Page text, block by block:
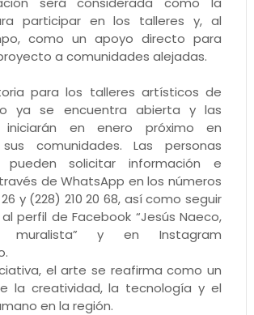
participar en los talleres y, al
como un apoyo directo para
a comunidades alejadas.
para los talleres artísticos de
ya se encuentra abierta y las
iniciarán en enero próximo en
comunidades. Las personas
pueden solicitar información e
de WhatsApp en los números
y (228) 210 20 68, así como seguir
perfil de Facebook “Jesús Naeco,
y en Instagram
el arte se reafirma como un
la creatividad, la tecnología y el
en la región.